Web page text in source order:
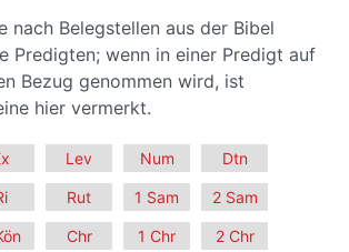
nach Belegstellen aus der Bibel
Predigten; wenn in einer Predigt auf
Bezug genommen wird, ist
hier vermerkt.
Lev Num Dtn
Rut 1 Sam 2 Sam
Chr 1 Chr 2 Chr